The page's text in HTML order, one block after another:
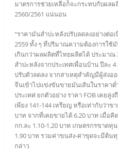
มาตรการช่วยเหลือก็จะกระทบกับผล
2560/2561 แน่นอน
“ราคามันสำปะหลังปรับลดลงอย่างต่อ
2559 ทั้ง ๆ ที่ปริมาณความต้องการใช้
เกินกว่าผลผลิตที่ไทยผลิตได้ ประมาณ
สำปะหลังจากประเทศเพื่อนบ้าน ปีละ
ปรับตัวลดลง จากสาเหตุสำคัญมีผู้ส่ง
จีนเข้าไปแข่งขันขายมันเส้นในราคา
ประเทศ ยกตัวอย่าง ราคา FOB เคยสู
เพียง 141-144 เหรียญ หรือเท่ากับว่า
บาท จากที่เคยขายได้ 6.20 บาท เมื่อ
กก.ละ 1.10-1.20 บาท เกษตรกรขาด
1.90 บาท รวมค่าขนส่ง-ค่าขุดจะมีต้นทุ
กล่าว